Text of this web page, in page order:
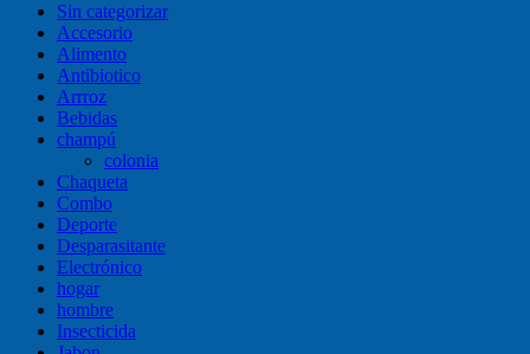
Sin categorizar
Accesorio
Alimento
Antibiotico
Arrroz
Bebidas
champú
colonia
Chaqueta
Combo
Deporte
Desparasitante
Electrónico
hogar
hombre
Insecticida